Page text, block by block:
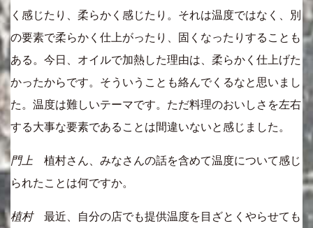
く感じたり、柔らかく感じたり。それは温度ではなく、別
の要素で柔らかく仕上がったり、固くなったりすることも
ある。今日、オイルで加熱した理由は、柔らかく仕上げた
かったからです。そういうことも絡んでくるなと思いまし
た。温度は難しいテーマです。ただ料理のおいしさを左右
する大事な要素であることは間違いないと感じました。
門上 植村さん、みなさんの話を含めて温度について感じ
られたことは何ですか。
植村最近、自分の店でも提供温度を目ざとくやらせても